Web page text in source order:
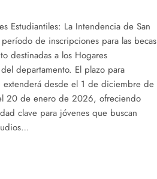
Estudiantiles: La Intendencia de San
de inscripciones para las becas
destinadas a los Hogares
departamento. El plazo para
extenderá desde el 1 de diciembre de
20 de enero de 2026, ofreciendo
clave para jóvenes que buscan